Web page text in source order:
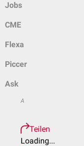
Jobs
CME
Flexa
Piccer
Ask
A
Teilen
Loading...